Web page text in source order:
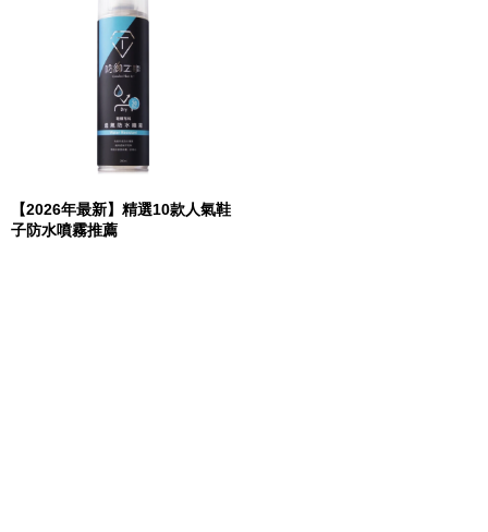
【2026年最新】精選10款人氣鞋
子防水噴霧推薦